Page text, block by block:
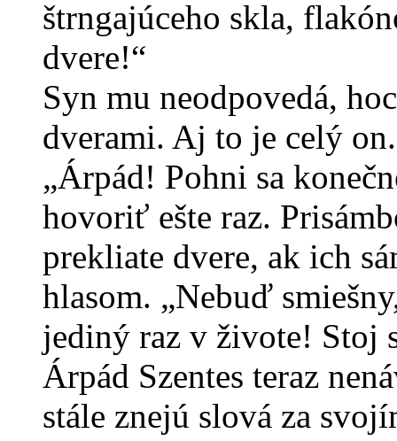
štrngajúceho skla,
dvere!“
Syn mu neodpovedá,
dverami. Aj to je celý
„Árpád! Pohni sa
hovoriť ešte raz.
prekliate dvere, ak ich
hlasom. „Nebuď
jediný raz v živote! Stoj
Árpád Szentes teraz
stále znejú slová za